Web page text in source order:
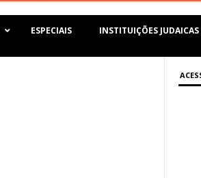
ESPECIAIS INSTITUIÇÕES JUDAICAS